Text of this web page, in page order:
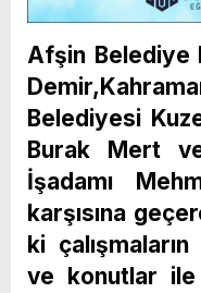
Afşin Belediye
Belediyesi
Burak Mert
İşadamı
karşısına
ki
ve konutlar ile